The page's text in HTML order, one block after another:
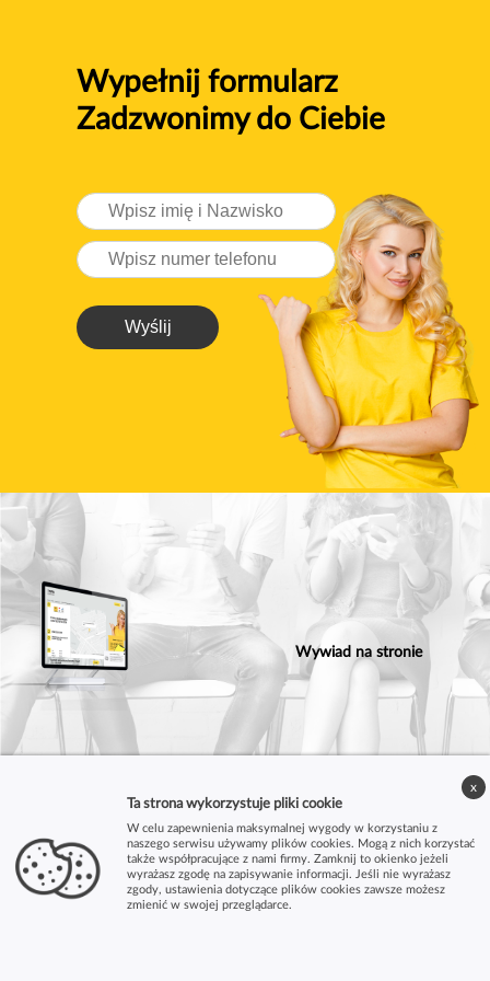
Wypełnij formularz
Zadzwonimy do Ciebie
Wyślij
Wywiad na stronie
Ta strona wykorzystuje pliki cookie
W celu zapewnienia maksymalnej wygody w korzystaniu z
naszego serwisu używamy plików cookies. Mogą z nich korzystać
także współpracujące z nami firmy. Zamknij to okienko jeżeli
wyrażasz zgodę na zapisywanie informacji. Jeśli nie wyrażasz
zgody, ustawienia dotyczące plików cookies zawsze możesz
zmienić w swojej przeglądarce.
x